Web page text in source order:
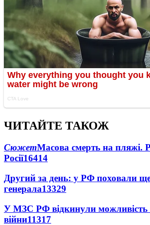
ЧИТАЙТЕ ТАКОЖ
СюжетМасова смерть на пляжі.
Росії16414
Другий за день: у РФ поховали
генерала13329
У МЗС РФ відкинули можливість
війни11317